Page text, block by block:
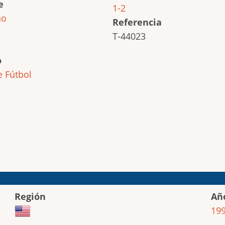
Fútbol
1-2
Referencia
T-44023
Región